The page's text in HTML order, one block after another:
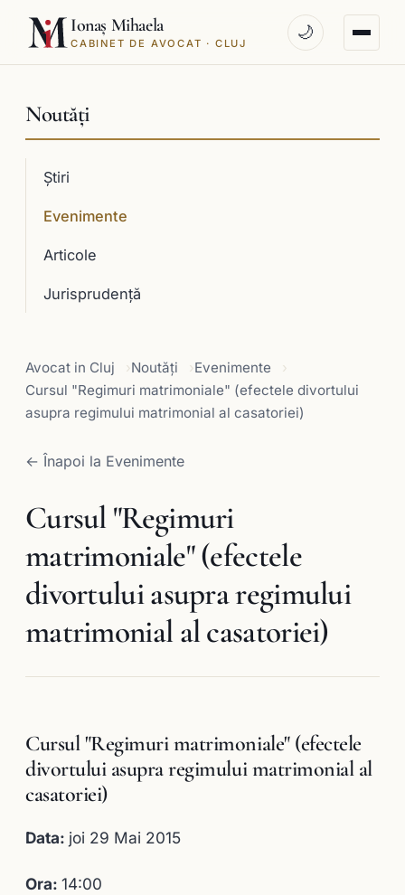
Ionaș Mihaela
CABINET DE AVOCAT · CLUJ
🌙
Noutăți
Știri
Evenimente
Articole
Jurisprudenţă
Avocat in Cluj Noutăți
Evenimente
Cursul "Regimuri matrimoniale" (efectele divortului
asupra regimului matrimonial al casatoriei)
← Înapoi la Evenimente
Cursul "Regimuri
matrimoniale" (efectele
divortului asupra regimului
matrimonial al casatoriei)
Cursul "Regimuri matrimoniale" (efectele
divortului asupra regimului matrimonial al
casatoriei)
Data: joi 29 Mai 2015
Ora: 14:00